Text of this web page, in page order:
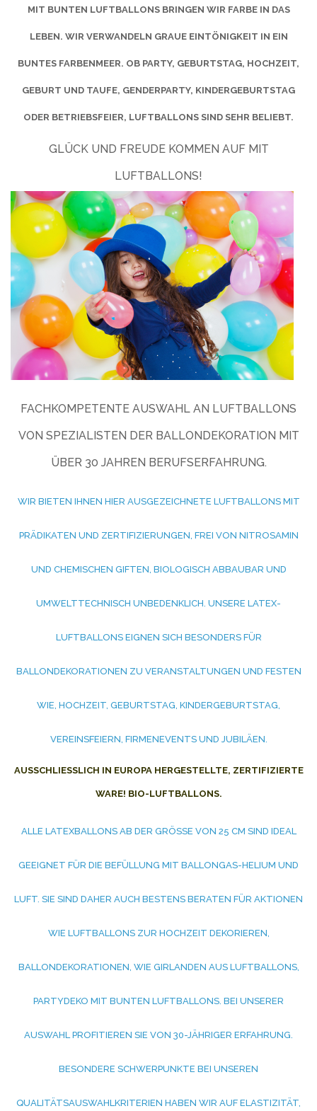
MIT BUNTEN LUFTBALLONS BRINGEN WIR FARBE IN DAS
LEBEN. WIR VERWANDELN GRAUE EINTÖNIGKEIT IN EIN
BUNTES FARBENMEER. OB PARTY, GEBURTSTAG, HOCHZEIT,
GEBURT UND TAUFE, GENDERPARTY, KINDERGEBURTSTAG
ODER BETRIEBSFEIER, LUFTBALLONS SIND SEHR BELIEBT.
GLÜCK UND FREUDE KOMMEN AUF MIT
LUFTBALLONS!
FACHKOMPETENTE AUSWAHL AN LUFTBALLONS
VON SPEZIALISTEN DER BALLONDEKORATION MIT
ÜBER 30 JAHREN BERUFSERFAHRUNG.
WIR BIETEN IHNEN HIER AUSGEZEICHNETE LUFTBALLONS MIT
PRÄDIKATEN UND ZERTIFIZIERUNGEN, FREI VON NITROSAMIN
UND CHEMISCHEN GIFTEN, BIOLOGISCH ABBAUBAR UND
UMWELTTECHNISCH UNBEDENKLICH. UNSERE LATEX-
LUFTBALLONS EIGNEN SICH BESONDERS FÜR
BALLONDEKORATIONEN ZU VERANSTALTUNGEN UND FESTEN
WIE, HOCHZEIT, GEBURTSTAG, KINDERGEBURTSTAG,
VEREINSFEIERN, FIRMENEVENTS UND JUBILÄEN.
AUSSCHLIESSLICH IN EUROPA HERGESTELLTE, ZERTIFIZIERTE W
ARE! BIO-LUFTBALLONS.
ALLE LATEXBALLONS AB DER GRÖSSE VON 25 CM SIND IDEAL G
EEIGNET FÜR DIE BEFÜLLUNG MIT BALLONGAS-HELIUM UND L
UFT. SIE SIND DAHER AUCH BESTENS BERATEN FÜR AKTIONEN W
IE LUFTBALLONS ZUR HOCHZEIT DEKORIEREN, B
ALLONDEKORATIONEN, WIE GIRLANDEN AUS LUFTBALLONS, P
ARTYDEKO MIT BUNTEN LUFTBALLONS. BEI UNSERER A
USWAHL PROFITIEREN SIE VON 30-JÄHRIGER ERFAHRUNG. B
ESONDERE SCHWERPUNKTE BEI UNSEREN Q
UALITÄTSAUSWAHLKRITERIEN HABEN WIR AUF ELASTIZITÄT, F